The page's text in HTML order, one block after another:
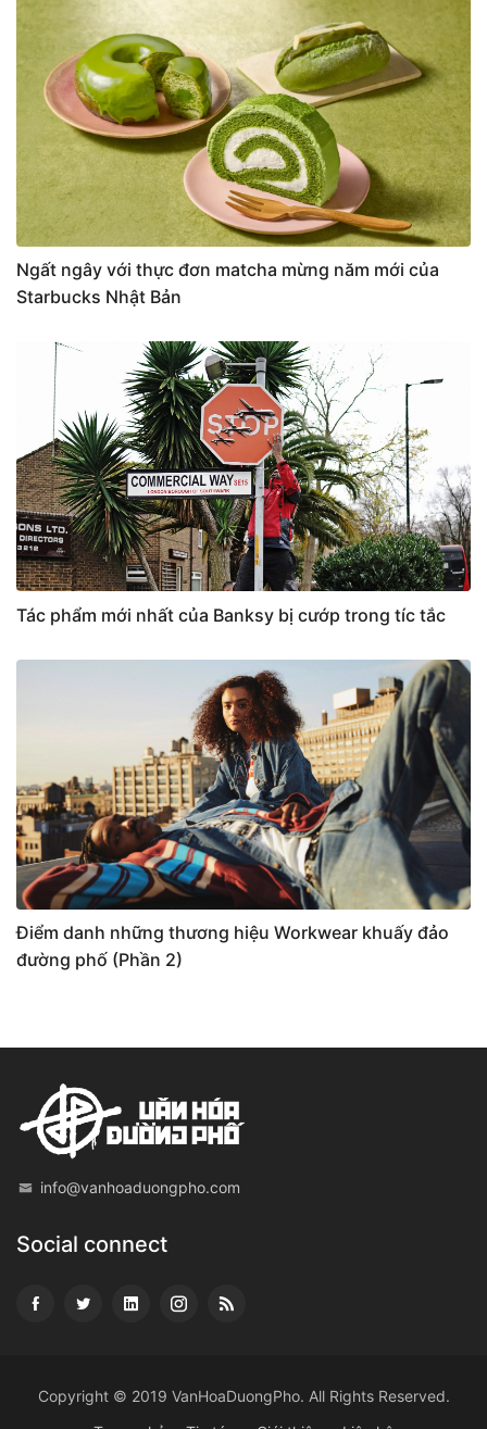
Ngất ngây với thực đơn matcha mừng năm mới của
Starbucks Nhật Bản
Tác phẩm mới nhất của Banksy bị cướp trong tíc tắc
Điểm danh những thương hiệu Workwear khuấy đảo
đường phố (Phần 2)
info@vanhoaduongpho.com
Social connect
Copyright © 2019 VanHoaDuongPho. All Rights Reserved.